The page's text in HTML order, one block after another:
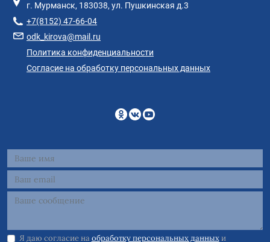
г. Мурманск, 183038, ул. Пушкинская д.3
+7(8152) 47-66-04
odk_kirova@mail.ru
Политика конфиденциальности
Согласие на обработку персональных данных
Я даю согласие наобработку персональных данныхи